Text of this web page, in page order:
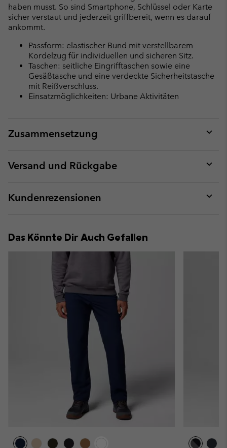
haben musst. So sind Smartphone, Schlüssel oder Karte
sicher verstaut und jederzeit griffbereit, wenn es darauf
ankommt.
Passform: elastischer Bund mit verstellbarem
Kordelzug für individuellen und sicheren Sitz.
Taschen: seitliche Eingrifftaschen sowie eine
Gesäßtasche und eine verdeckte Sicherheitstasche
mit Reißverschluss.
Einsatzmöglichkeiten: Urbane Aktivitäten
Zusammensetzung
or
Versand und Rückgabe
or
Kundenrezensionen
or
Das Könnte Dir Auch Gefallen